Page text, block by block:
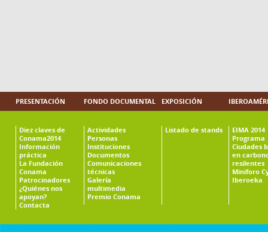
PRESENTACIÓN
Diez claves de
Conama2014
Información
práctica
La Fundación
Conama
Patrocinadores
¿Quiénes nos
apoyan?
Contacta
FONDO DOCUMENTAL
Actividades
Personas
Instituciones
Documentos
Comunicaciones
técnicas
Galería
multimedia
Premio Conama
EXPOSICIÓN
Listado de stands
EIMA 2014
Programa
Ciudades
en
resilentes
Miniforo
Iberoeka